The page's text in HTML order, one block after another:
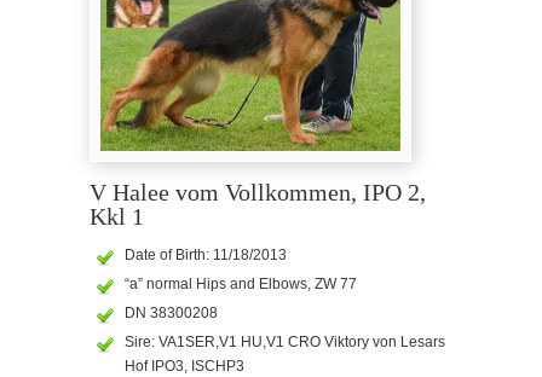
V Halee vom Vollkommen, IPO 2,
Kkl 1
Date of Birth: 11/18/2013
“a” normal Hips and Elbows, ZW 77
DN 38300208
Sire: VA1SER,V1 HU,V1 CRO Viktory von Lesars
Hof IPO3, ISCHP3